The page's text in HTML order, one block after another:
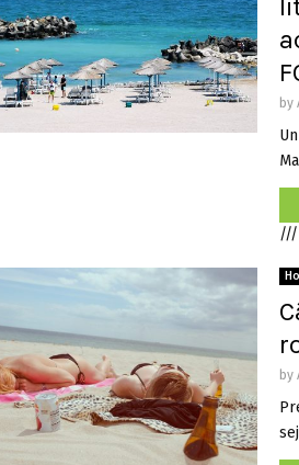
by
///
by